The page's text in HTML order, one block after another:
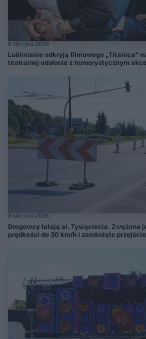
8 sierpnia 2026
Lublinianie odkryją filmowego „Titanica”
teatralnej odsłonie z humorystycznym
8 sierpnia 2026
Drogowcy łatają al. Tysiąclecia. Zwężona
prędkości do 30 km/h i zamknięte